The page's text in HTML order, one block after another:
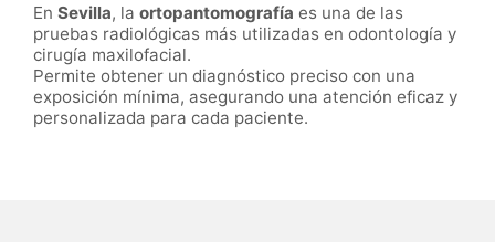
En Sevilla, la ortopantomografía es una de las
pruebas radiológicas más utilizadas en odontología y
cirugía maxilofacial.
Permite obtener un diagnóstico preciso con una
exposición mínima, asegurando una atención eficaz y
personalizada para cada paciente.